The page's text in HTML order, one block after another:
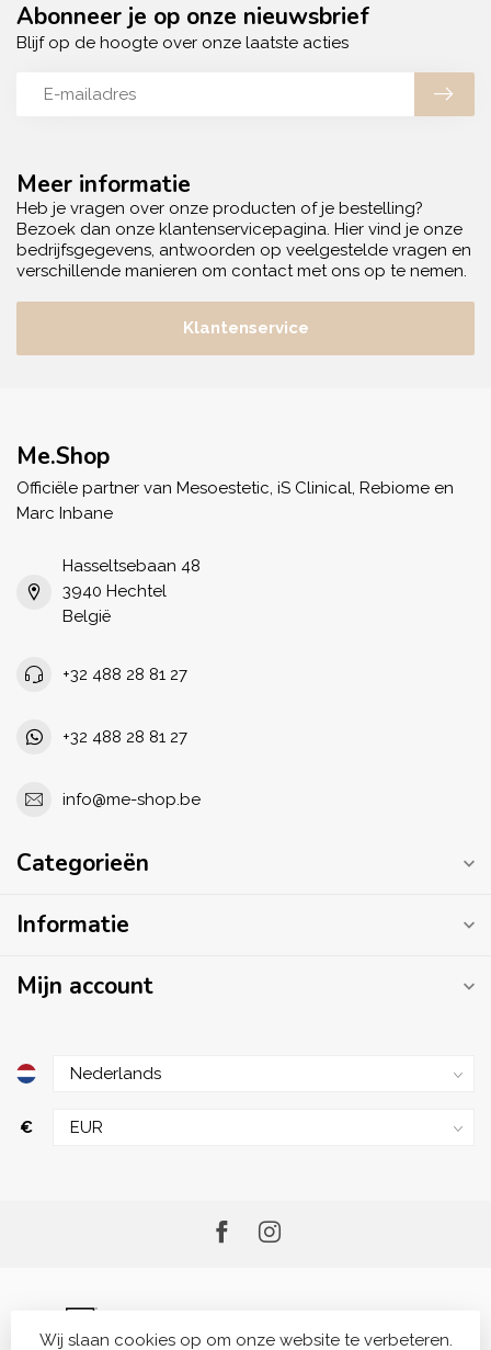
Meer informatie
Heb je vragen over onze producten of je bestelling?
Bezoek dan onze klantenservicepagina. Hier vind je onze
bedrijfsgegevens, antwoorden op veelgestelde vragen en
verschillende manieren om contact met ons op te nemen.
Klantenservice
Abonneer je op onze nieuwsbrief
Blijf op de hoogte over onze laatste acties
Me.Shop
Officiële partner van Mesoestetic, iS Clinical, Rebiome en
Marc Inbane
Hasseltsebaan 48
3940 Hechtel
België
+32 488 28 81 27
+32 488 28 81 27
info@me-shop.be
Categorieën
Informatie
Mijn account
€
Wij slaan cookies op om onze website te verbeteren.